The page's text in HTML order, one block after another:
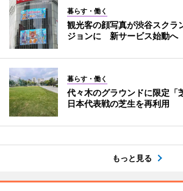
暮らす・働く
観光客の顔写真が渋谷スクラ
ジョンに 新サービス始動へ
暮らす・働く
代々木のグラウンドに限定
日本代表戦の芝生を再利用
もっと見る